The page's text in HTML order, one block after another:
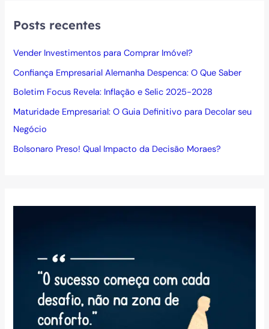
Posts recentes
Vender Investimentos para Comprar Imóvel?
Confiança Empresarial Alemanha Despenca: O Que Saber
Boletim Focus Revela: Inflação e Selic 2025-2028
Maturidade Empresarial: O Guia Definitivo para Decolar seu
Negócio
Bolsonaro Preso! Qual Impacto da Decisão Moraes?